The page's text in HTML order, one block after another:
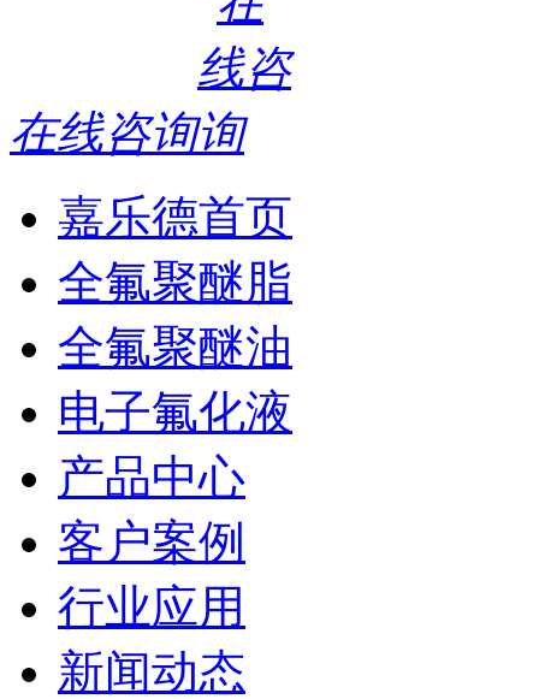
在线咨询
嘉乐德首页
全氟聚醚脂
全氟聚醚油
电子氟化液
产品中心
客户案例
行业应用
新闻动态